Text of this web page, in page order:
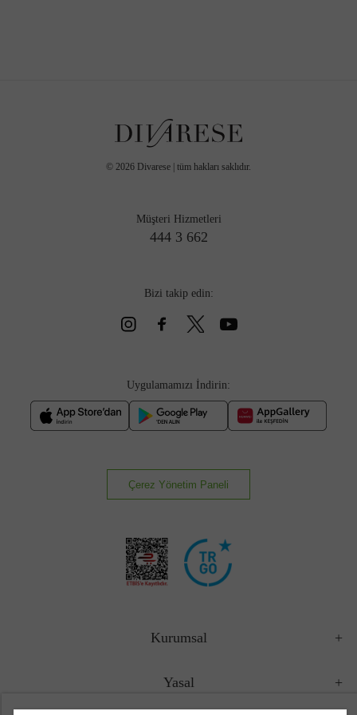
© 2026 Divarese | tüm hakları saklıdır.
Müşteri Hizmetleri
444 3 662
Bizi takip edin:
Uygulamamızı İndirin:
Çerez Yönetim Paneli
Kurumsal
Yasal